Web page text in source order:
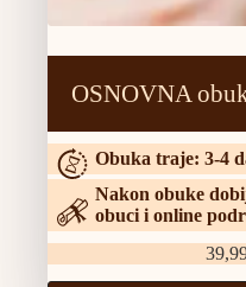
OSNOVNA
Obuka traje: 3-4
Nakon obuke
obuci i online